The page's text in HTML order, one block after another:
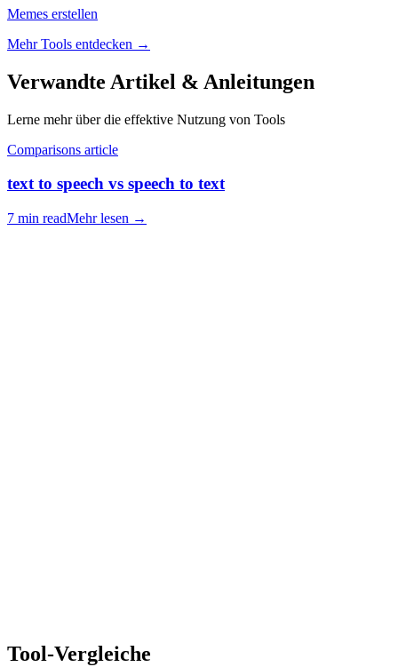
Memes erstellen
Mehr Tools entdecken →
Verwandte Artikel & Anleitungen
Lerne mehr über die effektive Nutzung von Tools
Comparisons article
text to speech vs speech to text
7 min readMehr lesen →
Tool-Vergleiche